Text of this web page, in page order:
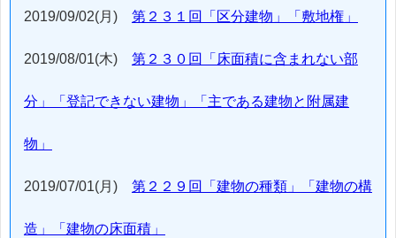
2019/09/02(月) 第２３１回「区分建物」「敷地権」
2019/08/01(木) 第２３０回「床面積に含まれない部
分」「登記できない建物」「主である建物と附属建
物」
2019/07/01(月) 第２２９回「建物の種類」「建物の構
造」「建物の床面積」